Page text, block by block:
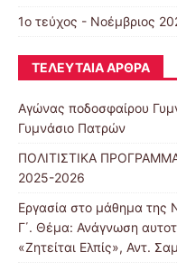
1ο τεύχος - Νοέμβριος
ΤΕΛΕΥΤΑΊΑ ΆΡΘΡΑ
Αγώνας ποδοσφαίρου
Γυμνάσιο Πατρών
ΠΟΛΙΤΙΣΤΙΚΑ
2025-2026
Εργασία στο μάθημα της
Γ΄. Θέμα: Ανάγνωση
«Ζητείται Ελπίς», Αντ.